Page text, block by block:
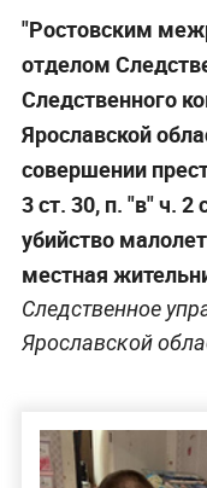
"Ростовским
отделом
Следственного
Ярославской
совершении
3 ст. 30, п. "в" ч.
убийство
местная
Следственное
Ярославской